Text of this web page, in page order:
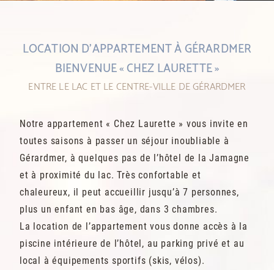
4
LOCATION D’APPARTEMENT À GÉRARDMER
BIENVENUE « CHEZ LAURETTE »
ENTRE LE LAC ET LE CENTRE-VILLE DE GÉRARDMER
Notre appartement « Chez Laurette » vous invite en
toutes saisons à passer un séjour inoubliable à
Gérardmer, à quelques pas de l’hôtel de la Jamagne
et à proximité du lac. Très confortable et
chaleureux, il peut accueillir jusqu’à 7 personnes,
plus un enfant en bas âge, dans 3 chambres.
La location de l’appartement vous donne accès à la
piscine intérieure de l’hôtel, au parking privé et au
local à équipements sportifs (skis, vélos).